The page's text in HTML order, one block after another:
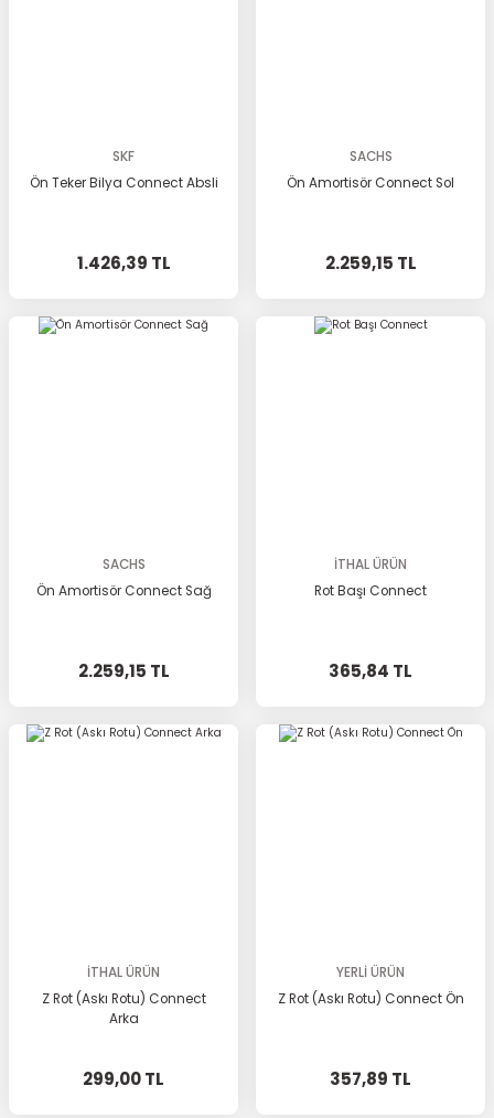
SKF
Ön Teker Bilya Connect Absli
1.426,39 TL
SACHS
Ön Amortisör Connect Sol
2.259,15 TL
SACHS
Ön Amortisör Connect Sağ
2.259,15 TL
İTHAL ÜRÜN
Rot Başı Connect
365,84 TL
İTHAL ÜRÜN
Z Rot (Askı Rotu) Connect
Arka
299,00 TL
YERLİ ÜRÜN
Z Rot (Askı Rotu) Connect Ön
357,89 TL